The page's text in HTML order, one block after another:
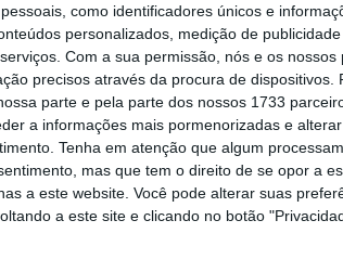
como identificadores únicos e
personalizados, medição de
Com a sua permissão, nós e os
precisos através da procura de dispositivos.
parte e pela parte dos nossos 1733
a informações mais pormenorizadas e
Tenha em atenção que algum
mas que tem o direito de se opor a
a este website. Você pode alterar suas
a este site e clicando no botão
das empresas. “Fui consultor
pontuais, nunca tive contrato
com a Coba, Primagest ou
se aPrimagest – empresa com
e arguido Orlando Figueira
ir trabalhar para Angola– era do